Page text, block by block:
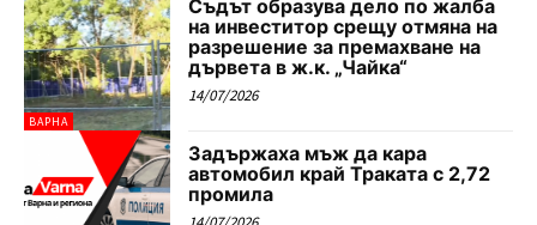
ВАРНА
Съдът образува дело по жалба
на инвеститор срещу отмяна на
разрешение за премахване на
дървета в ж.к. „Чайка“
14/07/2026
Задържаха мъж да кара
автомобил край Траката с 2,72
промила